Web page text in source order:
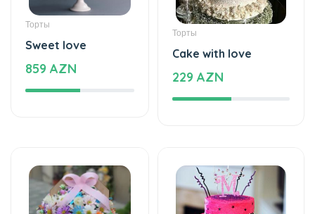
Торты
Sweet love
859 AZN
Торты
Cake with love
229 AZN